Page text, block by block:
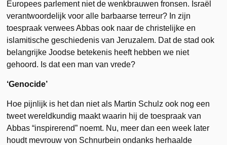
Europees parlement niet de wenkbrauwen fronsen. Israël
verantwoordelijk voor alle barbaarse terreur? In zijn
toespraak verwees Abbas ook naar de christelijke en
islamitische geschiedenis van Jeruzalem. Dat de stad ook
belangrijke Joodse betekenis heeft hebben we niet
gehoord. Is dat een man van vrede?
‘Genocide’
Hoe pijnlijk is het dan niet als Martin Schulz ook nog een
tweet wereldkundig maakt waarin hij de toespraak van
Abbas “inspirerend” noemt. Nu, meer dan een week later
houdt mevrouw von Schnurbein ondanks herhaalde